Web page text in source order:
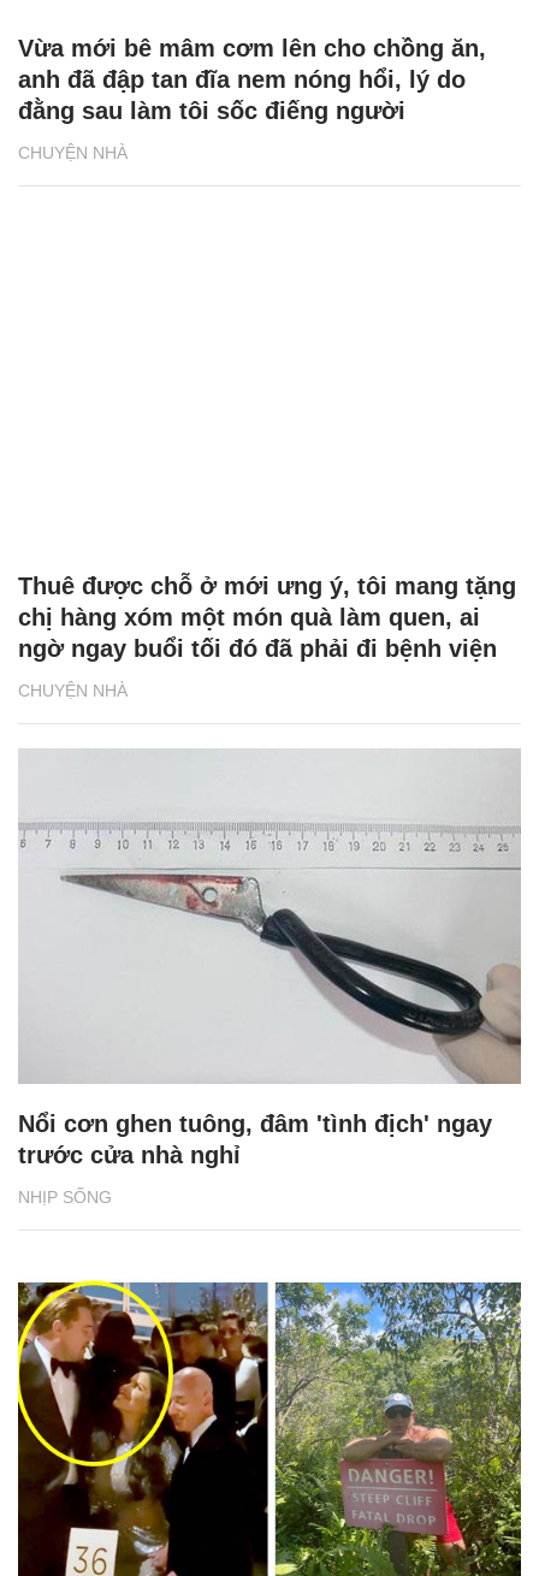
CHUYỆN NHÀ
Vừa mới bê mâm cơm lên cho chồng ăn,
anh đã đập tan đĩa nem nóng hổi, lý do
đằng sau làm tôi sốc điếng người
CHUYỆN NHÀ
Thuê được chỗ ở mới ưng ý, tôi mang tặng
chị hàng xóm một món quà làm quen, ai
ngờ ngay buổi tối đó đã phải đi bệnh viện
NHỊP SỐNG
Nổi cơn ghen tuông, đâm 'tình địch' ngay
trước cửa nhà nghỉ